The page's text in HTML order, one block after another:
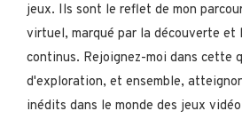
jeux. Ils sont le reflet de mon
virtuel, marqué par la découverte et
continus. Rejoignez-moi dans cette
d'exploration, et ensemble,
inédits dans le monde des jeux